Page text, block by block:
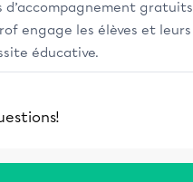
d’accompagnement gratuits
engage les élèves et leurs
éducative.